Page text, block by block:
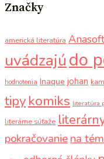
Značky
americká literatúra
uvádzajúdo
hodnotenia Inaque johan
tipy komiks literatúra
literárne súťaže
pokračovaniena